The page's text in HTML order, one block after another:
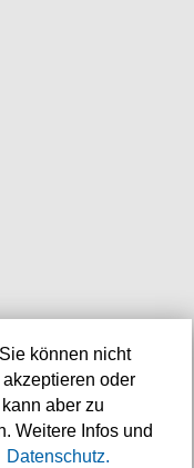
können nicht
oder
aber zu
Weitere Infos und
Datenschutz.